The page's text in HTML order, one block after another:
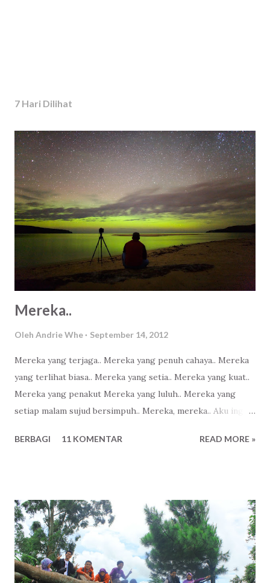
7 Hari Dilihat
Mereka..
Oleh Andrie Whe September 14, 2012
Mereka yang terjaga.. Mereka yang penuh cahaya.. Mereka
yang terlihat biasa.. Mereka yang setia.. Mereka yang kuat..
Mereka yang penakut Mereka yang luluh.. Mereka yang
setiap malam sujud bersimpuh.. Mereka, mereka.. Aku ingin
BERBAGI 11 KOMENTAR READ MORE »